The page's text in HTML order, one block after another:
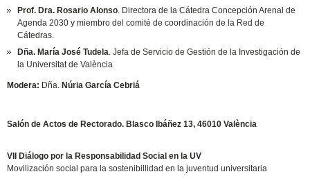
Prof. Dra. Rosario Alonso. Directora de la Cátedra Concepción Arenal de
Agenda 2030 y miembro del comité de coordinación de la Red de
Cátedras.
Dña. María José Tudela. Jefa de Servicio de Gestión de la Investigación de
la Universitat de València
Modera: Dña. Núria García Cebriá
Salón de Actos de Rectorado. Blasco Ibáñez 13, 46010 València
VII Diálogo por la Responsabilidad Social en la UV
Movilización social para la sostenibillidad en la juventud universitaria